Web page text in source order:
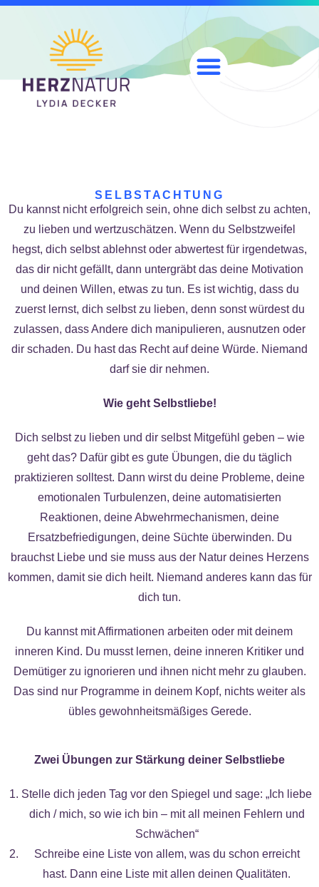
SELBSTACHTUNG
Du kannst nicht erfolgreich sein, ohne dich selbst zu achten,
zu lieben und wertzuschätzen. Wenn du Selbstzweifel
hegst, dich selbst ablehnst oder abwertest für irgendetwas,
das dir nicht gefällt, dann untergräbt das deine Motivation
und deinen Willen, etwas zu tun. Es ist wichtig, dass du
zuerst lernst, dich selbst zu lieben, denn sonst würdest du
zulassen, dass Andere dich manipulieren, ausnutzen oder
dir schaden. Du hast das Recht auf deine Würde. Niemand
darf sie dir nehmen.
Wie geht Selbstliebe!
Dich selbst zu lieben und dir selbst Mitgefühl geben – wie
geht das? Dafür gibt es gute Übungen, die du täglich
praktizieren solltest. Dann wirst du deine Probleme, deine
emotionalen Turbulenzen, deine automatisierten
Reaktionen, deine Abwehrmechanismen, deine
Ersatzbefriedigungen, deine Süchte überwinden. Du
brauchst Liebe und sie muss aus der Natur deines Herzens
kommen, damit sie dich heilt. Niemand anderes kann das für
dich tun.
Du kannst mit Affirmationen arbeiten oder mit deinem
inneren Kind. Du musst lernen, deine inneren Kritiker und
Demütiger zu ignorieren und ihnen nicht mehr zu glauben.
Das sind nur Programme in deinem Kopf, nichts weiter als
übles gewohnheitsmäßiges Gerede.
Zwei Übungen zur Stärkung deiner Selbstliebe
Stelle dich jeden Tag vor den Spiegel und sage: „Ich liebe
dich / mich, so wie ich bin – mit all meinen Fehlern und
Schwächen“
Schreibe eine Liste von allem, was du schon erreicht
hast. Dann eine Liste mit allen deinen Qualitäten.